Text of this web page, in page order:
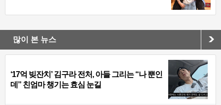
많이 본 뉴스
‘17억 빚잔치’ 김구라 전처, 아들 그리는 “나 뿐인
데” 친엄마 챙기는 효심 눈길